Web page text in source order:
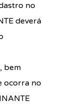
no
deverá
bem
ocorra no